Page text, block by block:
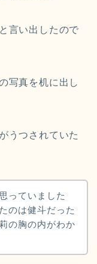
言い出したので
写真を机に出し
うつされていた
っていました
のは健斗だった
の胸の内がわか